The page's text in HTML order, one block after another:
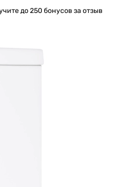
до 250 бонусов за отзыв